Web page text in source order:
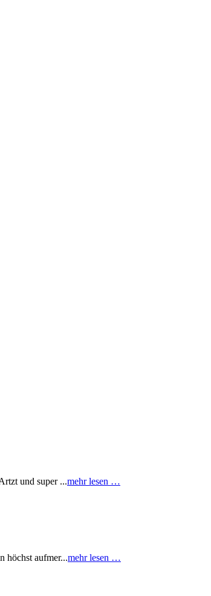
und super ...mehr lesen …
höchst aufmer...mehr lesen …